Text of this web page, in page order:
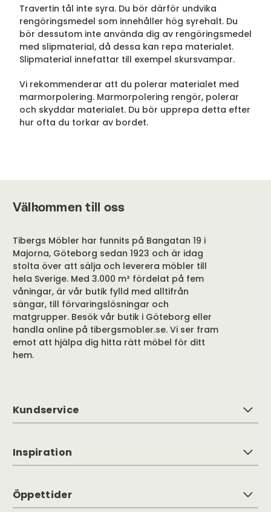
Travertin tål inte syra. Du bör därför undvika
rengöringsmedel som innehåller hög syrehalt. Du
bör dessutom inte använda dig av rengöringsmedel
med slipmaterial, då dessa kan repa materialet.
Slipmaterial innefattar till exempel skursvampar.
Vi rekommenderar att du polerar materialet med
marmorpolering. Marmorpolering rengör, polerar
och skyddar materialet. Du bör upprepa detta efter
hur ofta du torkar av bordet.
Välkommen till oss
Tibergs Möbler har funnits på Bangatan 19 i
Majorna, Göteborg sedan 1923 och är idag
stolta över att sälja och leverera möbler till
hela Sverige. Med 3.000 m² fördelat på fem
våningar, är vår butik fylld med alltifrån
sängar, till förvaringslösningar och
matgrupper. Besök vår butik i Göteborg eller
handla online på tibergsmobler.se. Vi ser fram
emot att hjälpa dig hitta rätt möbel för ditt
hem.
Kundservice
Inspiration
Öppettider